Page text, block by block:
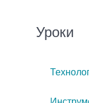
Уроки